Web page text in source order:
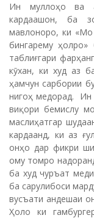
Ин муллоҳо ва
кардаашон, ба
мавлоноро, ки
бингарему
таблиғгари
кӯхан, ки худ аз
ҳамчун сарбории
нигоҳ медорад. Ин
виқори бемислу
маслиҳатгар
кардаанд, ки аз
онҳо дар фикри
ому томро
ба худ чуръат
ба сарулибоси
вусъати андешаи
Ҳоло ки